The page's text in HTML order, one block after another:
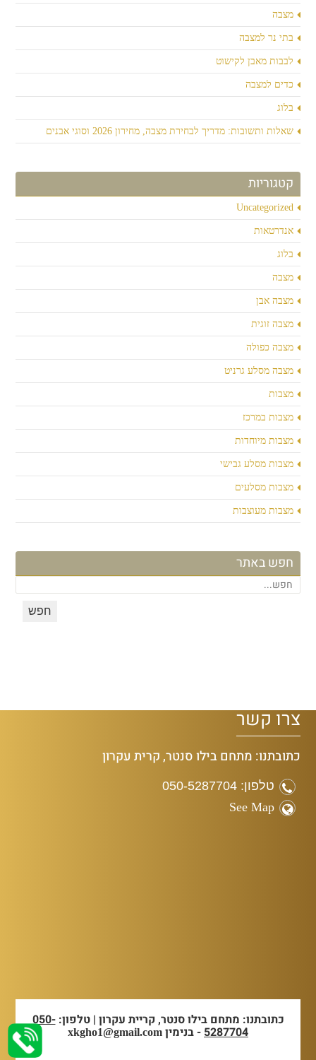
מצבה
בתי נר למצבה
לבבות מאבן לקישוט
כדים למצבה
בלוג
שאלות ותשובות: מדריך לבחירת מצבה, מחירון 2026 וסוגי אבנים
קטגוריות
Uncategorized
אנדרטאות
בלוג
מצבה
מצבה אבן
מצבה זוגית
מצבה כפולה
מצבה מסלע גרניט
מצבות
מצבות במרכז
מצבות מיוחדות
מצבות מסלע גבישי
מצבות מסלעים
מצבות מעוצבות
חפש באתר
צרו קשר
כתובתנו: מתחם בילו סנטר, קרית עקרון
טלפון: 050-5287704
See Map
כתובתנו: מתחם בילו סנטר, קריית עקרון | טלפון:050-
5287704- בנימין xkgho1@gmail.com